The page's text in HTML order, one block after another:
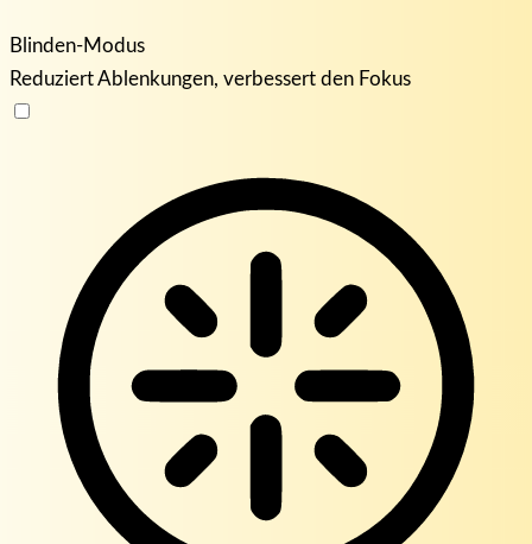
Blinden-Modus
Reduziert Ablenkungen, verbessert den Fokus